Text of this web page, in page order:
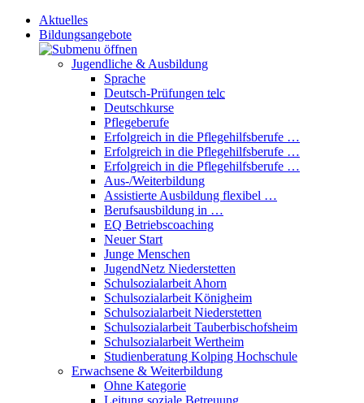
Aktuelles
Bildungsangebote
Jugendliche & Ausbildung
Sprache
Deutsch-Prüfungen telc
Deutschkurse
Pflegeberufe
Erfolgreich in die Pflegehilfsberufe …
Erfolgreich in die Pflegehilfsberufe …
Erfolgreich in die Pflegehilfsberufe …
Aus-/Weiterbildung
Assistierte Ausbildung flexibel …
Berufsausbildung in …
EQ Betriebscoaching
Neuer Start
Junge Menschen
JugendNetz Niederstetten
Schulsozialarbeit Ahorn
Schulsozialarbeit Königheim
Schulsozialarbeit Niederstetten
Schulsozialarbeit Tauberbischofsheim
Schulsozialarbeit Wertheim
Studienberatung Kolping Hochschule
Erwachsene & Weiterbildung
Ohne Kategorie
Leitung soziale Betreuung